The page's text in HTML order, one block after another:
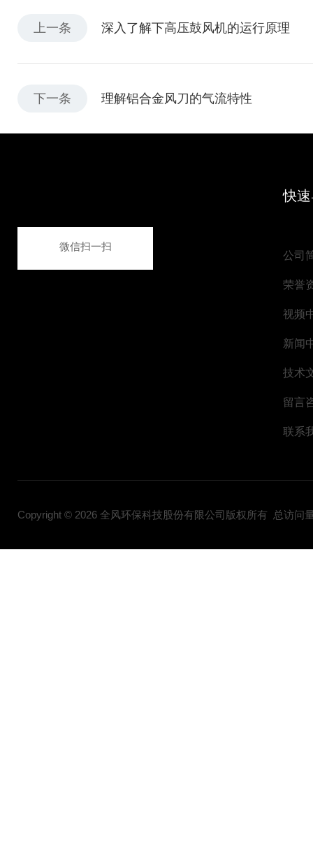
上一条 深入了解下高压鼓风机的运行原理
下一条 理解铝合金风刀的气流特性
微信扫一扫
快
公司
荣誉
视频
新闻
技术
留言
联系
Copyright © 2026 全风环保科技股份有限公司版权所有 总访问